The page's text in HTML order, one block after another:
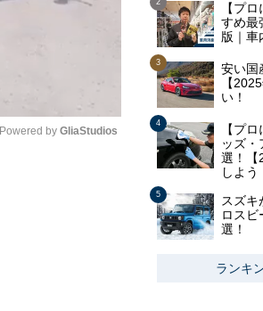
Powered by GliaStudios
【プ
すめ最
版｜車
安い国
【
い！
【プ
ッズ・
選！【
しよう
スズキ
ロスビ
選！
ランキ